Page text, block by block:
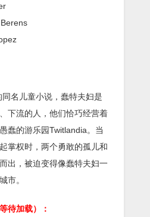
名儿童小说，蠢特夫妇是
下流的人，他们恰巧经营着
蠢的游乐园Twitlandia。当
掌权时，两个勇敢的孤儿和
出，被迫变得像蠢特夫妇一
市。
待加载）：